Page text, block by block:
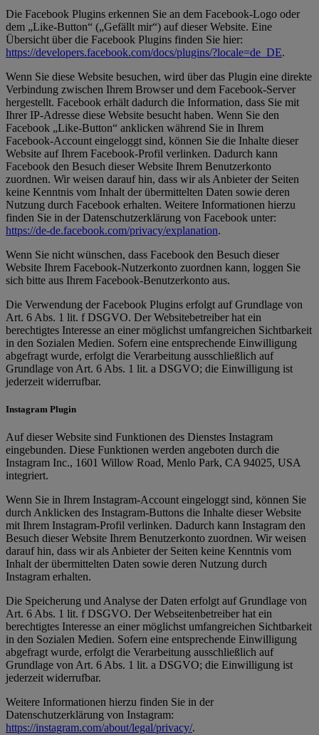
Die Facebook Plugins erkennen Sie an dem Facebook-Logo oder
dem „Like-Button“ („Gefällt mir“) auf dieser Website. Eine
Übersicht über die Facebook Plugins finden Sie hier:
https://developers.facebook.com/docs/plugins/?locale=de_DE.
Wenn Sie diese Website besuchen, wird über das Plugin eine direkte
Verbindung zwischen Ihrem Browser und dem Facebook-Server
hergestellt. Facebook erhält dadurch die Information, dass Sie mit
Ihrer IP-Adresse diese Website besucht haben. Wenn Sie den
Facebook „Like-Button“ anklicken während Sie in Ihrem
Facebook-Account eingeloggt sind, können Sie die Inhalte dieser
Website auf Ihrem Facebook-Profil verlinken. Dadurch kann
Facebook den Besuch dieser Website Ihrem Benutzerkonto
zuordnen. Wir weisen darauf hin, dass wir als Anbieter der Seiten
keine Kenntnis vom Inhalt der übermittelten Daten sowie deren
Nutzung durch Facebook erhalten. Weitere Informationen hierzu
finden Sie in der Datenschutzerklärung von Facebook unter:
https://de-de.facebook.com/privacy/explanation.
Wenn Sie nicht wünschen, dass Facebook den Besuch dieser
Website Ihrem Facebook-Nutzerkonto zuordnen kann, loggen Sie
sich bitte aus Ihrem Facebook-Benutzerkonto aus.
Die Verwendung der Facebook Plugins erfolgt auf Grundlage von
Art. 6 Abs. 1 lit. f DSGVO. Der Websitebetreiber hat ein
berechtigtes Interesse an einer möglichst umfangreichen Sichtbarkeit
in den Sozialen Medien. Sofern eine entsprechende Einwilligung
abgefragt wurde, erfolgt die Verarbeitung ausschließlich auf
Grundlage von Art. 6 Abs. 1 lit. a DSGVO; die Einwilligung ist
jederzeit widerrufbar.
Instagram Plugin
Auf dieser Website sind Funktionen des Dienstes Instagram
eingebunden. Diese Funktionen werden angeboten durch die
Instagram Inc., 1601 Willow Road, Menlo Park, CA 94025, USA
integriert.
Wenn Sie in Ihrem Instagram-Account eingeloggt sind, können Sie
durch Anklicken des Instagram-Buttons die Inhalte dieser Website
mit Ihrem Instagram-Profil verlinken. Dadurch kann Instagram den
Besuch dieser Website Ihrem Benutzerkonto zuordnen. Wir weisen
darauf hin, dass wir als Anbieter der Seiten keine Kenntnis vom
Inhalt der übermittelten Daten sowie deren Nutzung durch
Instagram erhalten.
Die Speicherung und Analyse der Daten erfolgt auf Grundlage von
Art. 6 Abs. 1 lit. f DSGVO. Der Webseitenbetreiber hat ein
berechtigtes Interesse an einer möglichst umfangreichen Sichtbarkeit
in den Sozialen Medien. Sofern eine entsprechende Einwilligung
abgefragt wurde, erfolgt die Verarbeitung ausschließlich auf
Grundlage von Art. 6 Abs. 1 lit. a DSGVO; die Einwilligung ist
jederzeit widerrufbar.
Weitere Informationen hierzu finden Sie in der
Datenschutzerklärung von Instagram:
https://instagram.com/about/legal/privacy/.